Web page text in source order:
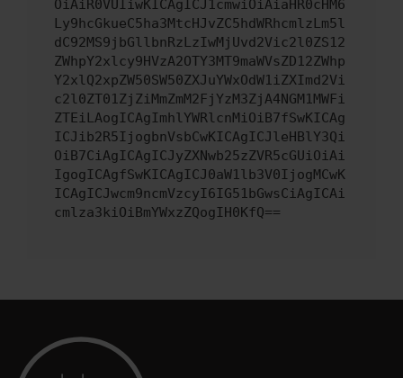
OiAiR0VUIiwKICAgICJ1cmwiOiAiaHR0cHM6
Ly9hcGkueC5ha3MtcHJvZC5hdWRhcmlzLm5l
dC92MS9jbGllbnRzLzIwMjUvd2Vic2l0ZS12
ZWhpY2xlcy9HVzA2OTY3MT9maWVsZD12ZWhp
Y2xlQ2xpZW50SW50ZXJuYWxOdW1iZXImd2Vi
c2l0ZT01ZjZiMmZmM2FjYzM3ZjA4NGM1MWFi
ZTEiLAogICAgImhlYWRlcnMiOiB7fSwKICAg
ICJib2R5IjogbnVsbCwKICAgICJleHBlY3Qi
OiB7CiAgICAgICJyZXNwb25zZVR5cGUiOiAi
IgogICAgfSwKICAgICJ0aW1lb3V0IjogMCwK
ICAgICJwcm9ncmVzcyI6IG51bGwsCiAgICAi
cmlza3kiOiBmYWxzZQogIH0KfQ==